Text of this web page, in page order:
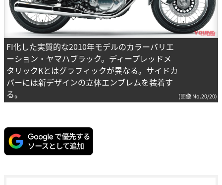
FI化した実質的な2010年モデルのカラーバリエ
ーション・ヤマハブラック。ディープレッドメ
タリックKとはグラフィックが異なる。サイドカ
バーには新デザインの立体エンブレムを装着す
る。
(画像 No.20/20)